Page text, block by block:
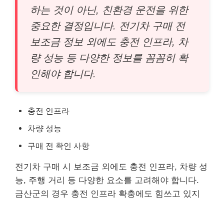
하는 것이 아닌, 친환경 운전을 위한
중요한 결정입니다. 전기차 구매 전
보조금 정보 외에도 충전 인프라, 차
량 성능 등 다양한 정보를 꼼꼼히 확
인해야 합니다.
충전 인프라
차량 성능
구매 전 확인 사항
전기차 구매 시 보조금 외에도 충전 인프라, 차량 성
능, 주행 거리 등 다양한 요소를 고려해야 합니다.
금산군의 경우 충전 인프라 확충에도 힘쓰고 있지